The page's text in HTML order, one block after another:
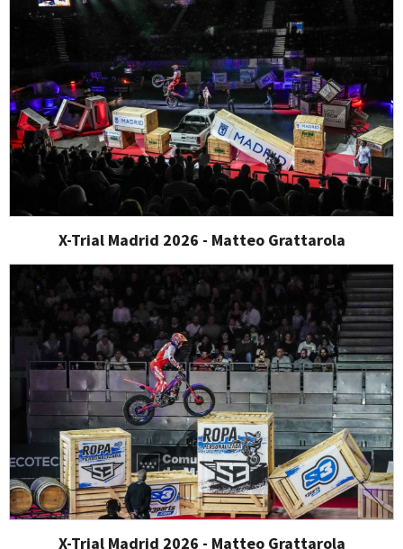
X-Trial Madrid 2026 - Matteo Grattarola
X-Trial Madrid 2026 - Matteo Grattarola